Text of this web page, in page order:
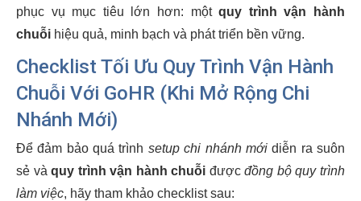
phục vụ mục tiêu lớn hơn: mộtquy trình vận hành
chuỗi hiệu quả, minh bạch và phát triển bền vững.
Checklist Tối Ưu Quy Trình Vận Hành
Chuỗi Với GoHR (Khi Mở Rộng Chi
Nhánh Mới)
Để đảm bảo quá trình setup chi nhánh mớidiễn ra suôn
sẻ vàquy trình vận hành chuỗi đượcđồng bộ quy trình
làm việc, hãy tham khảo checklist sau: